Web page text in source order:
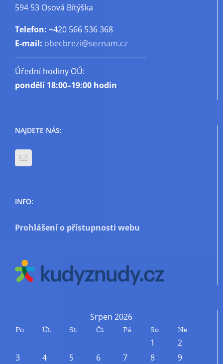
594 53 Osová Bítýška
Telefon: +420 566 536 368
E-mail: obecbrezi@seznam.cz
————————————————–
Úřední hodiny OÚ:
pondělí18:00–19:00 hodin
NAJDETE NÁS:
INFO:
Prohlášení o přístupnosti webu
Srpen 2026
Po Út St Čt Pá So Ne
1
2
3
4 5 6 7 8
9